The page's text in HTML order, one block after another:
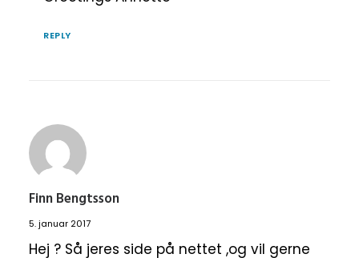
REPLY
Finn Bengtsson
5. januar 2017
Hej ? Så jeres side på nettet ,og vil gerne